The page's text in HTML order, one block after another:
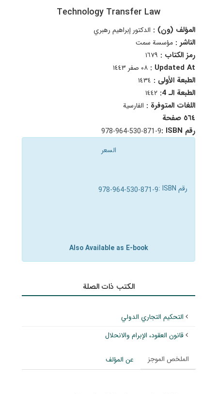
Technology Transfer Law
المؤلف (ون) : الدكتور إبراهيم رهبري
الناشر : مؤسسة سمت
رمز الكتاب : ١٦۷٩
Updated At : ٠٨ صفر ١٤٤٣
الطبعة الأولى : ١٤٣٤
الطبعة الـ 4: ١٤٤٢
اللغات المتوفرة : الفارسية
٥٦٤ صفحة
رقم ISBN :
978-964-530-871-9
السعر
رقم ISBN : 978-964-530-871-9
Also Available as E-book
الکتب ذات الصلة
التحكيم التجاري الدولي
قانون العقود، الإبرام والانحلال
الملخص الموجز عن المؤلف